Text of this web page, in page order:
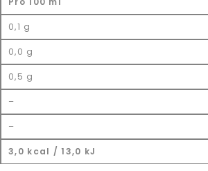
0,1 g
0,0 g
0,5 g
–
–
3,0 kcal / 13,0 kJ